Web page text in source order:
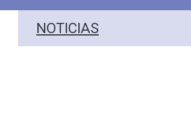
NOTICIAS